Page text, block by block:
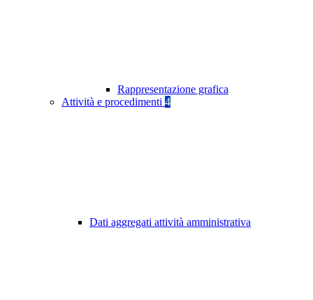
Rappresentazione grafica
Attività e procedimenti 4
Dati aggregati attività amministrativa